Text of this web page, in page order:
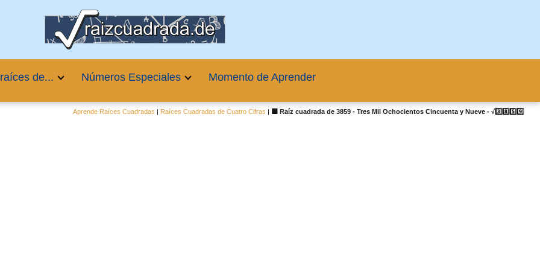
de... Números Especiales Momento de Aprender
Aprende Raíces Cuadradas | Raíces Cuadradas de Cuatro Cifras | 🟦 Raíz cuadrada de 3859 - Tres Mil Ochocientos Cincuenta y Nueve - √3️⃣8️⃣5️⃣9️⃣